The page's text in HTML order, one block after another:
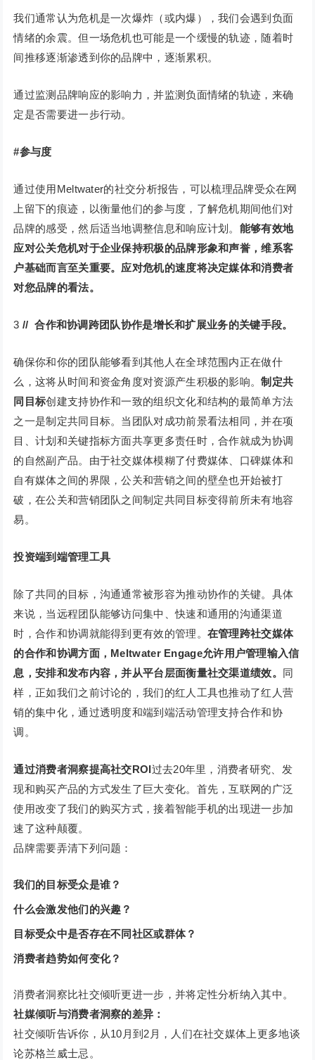
我们通常认为危机是一次爆炸（或内爆），我们会遇到负面
情绪的余震。但一场危机也可能是一个缓慢的轨迹，随着时
间推移逐渐渗透到你的品牌中，逐渐累积。
通过监测品牌响应的影响力，并监测负面情绪的轨迹，来确
定是否需要进一步行动。
#参与度
通过使用Meltwater的社交分析报告，可以梳理品牌受众在网
上留下的痕迹，以衡量他们的参与度，了解危机期间他们对
品牌的感受，然后适当地调整信息和响应计划。 能够有效地
应对公关危机对于企业保持积极的品牌形象和声誉，维系客
户基础而言至关重要。应对危机的速度将决定媒体和消费者
对您品牌的看法。
3// 合作和协调跨团队协作是增长和扩展业务的关键手段。
确保你和你的团队能够看到其他人在全球范围内正在做什
么，这将从时间和资金角度对资源产生积极的影响。制定共
同目标创建支持协作和一致的组织文化和结构的最简单方法
之一是制定共同目标。当团队对成功前景看法相同，并在项
目、计划和关键指标方面共享更多责任时，合作就成为协调
的自然副产品。由于社交媒体模糊了付费媒体、口碑媒体和
自有媒体之间的界限，公关和营销之间的壁垒也开始被打
破，在公关和营销团队之间制定共同目标变得前所未有地容
易。
投资端到端管理工具
除了共同的目标，沟通通常被形容为推动协作的关键。具体
来说，当远程团队能够访问集中、快速和通用的沟通渠道
时，合作和协调就能得到更有效的管理。 在管理跨社交媒体
的合作和协调方面，Meltwater Engage允许用户管理输入信
息，安排和发布内容，并从平台层面衡量社交渠道绩效。 同
样，正如我们之前讨论的，我们的红人工具也推动了红人营
销的集中化，通过透明度和端到端活动管理支持合作和协
调。
通过消费者洞察提高社交ROI过去20年里，消费者研究、发
现和购买产品的方式发生了巨大变化。首先，互联网的广泛
使用改变了我们的购买方式，接着智能手机的出现进一步加
速了这种颠覆。
品牌需要弄清下列问题：
我们的目标受众是谁？
什么会激发他们的兴趣？
目标受众中是否存在不同社区或群体？
消费者趋势如何变化？
消费者洞察比社交倾听更进一步，并将定性分析纳入其中。
社媒倾听与消费者洞察的差异：
社交倾听告诉你，从10月到2月，人们在社交媒体上更多地谈
论苏格兰威士忌。